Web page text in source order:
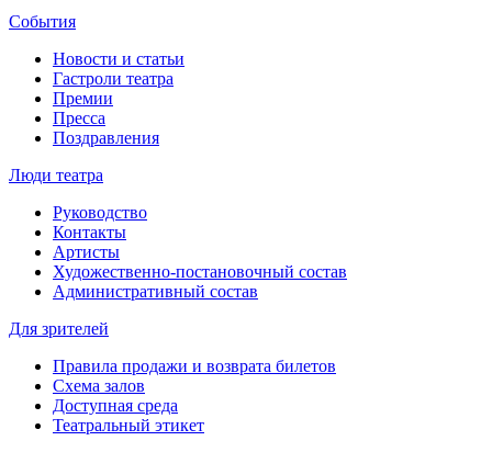
События
Новости и статьи
Гастроли театра
Премии
Пресса
Поздравления
Люди театра
Руководство
Контакты
Артисты
Художественно-постановочный состав
Административный состав
Для зрителей
Правила продажи и возврата билетов
Схема залов
Доступная среда
Театральный этикет